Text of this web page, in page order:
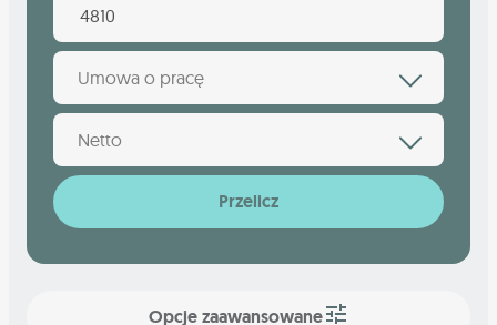
Umowa o pracę
Netto
Przelicz
Opcje zaawansowane